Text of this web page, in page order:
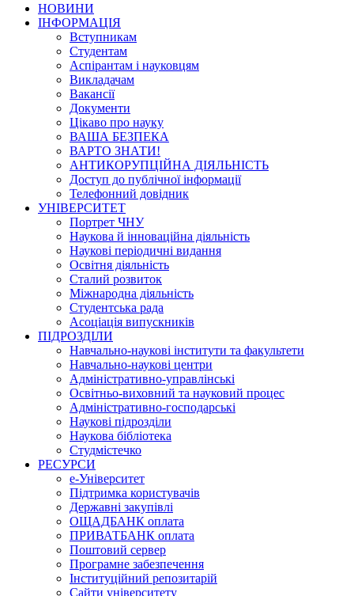
НОВИНИ
ІНФОРМАЦІЯ
Вступникам
Студентам
Аспірантам і науковцям
Викладачам
Вакансії
Документи
Цікаво про науку
ВАША БЕЗПЕКА
ВАРТО ЗНАТИ!
АНТИКОРУПЦІЙНА ДІЯЛЬНІСТЬ
Доступ до публічної інформації
Телефонний довідник
УНІВЕРСИТЕТ
Портрет ЧНУ
Наукова й інноваційна діяльність
Наукові періодичні видання
Освітня діяльність
Сталий розвиток
Міжнародна діяльність
Студентська рада
Асоціація випускників
ПІДРОЗДІЛИ
Навчально-наукові інститути та факультети
Навчально-наукові центри
Адміністративно-управлінські
Освітньо-виховний та науковий процес
Адміністративно-господарські
Наукові підрозділи
Наукова бібліотека
Студмістечко
РЕСУРСИ
е-Університет
Підтримка користувачів
Державні закупівлі
ОЩАДБАНК оплата
ПРИВАТБАНК оплата
Поштовий сервер
Програмне забезпечення
Інституційний репозитарій
Сайти університету